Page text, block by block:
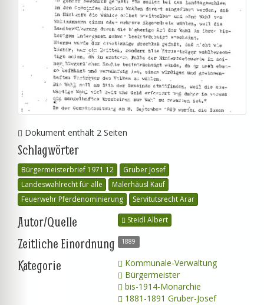
Dokument enthält 2 Seiten
Schlagwörter
Bürgermeisterbrief 1971 12
Gruber Josef
Landeswahlrecht für alle
Malerhäusl Kauf
Feuerwehr Pferdenominierung
Servitutsrecht Arar
Autor/Quelle Steidl Albert
Zeitliche Einordnung 1889
Kategorie
Kommunale-Verwaltung
Bürgermeister
bis-1914-Monarchie
1881-1891 Gruber-Josef